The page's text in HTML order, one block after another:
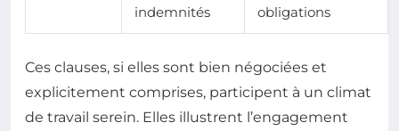
indemnités
obligations
Ces clauses, si elles sont bien négociées et
explicitement comprises, participent à un climat
de travail serein. Elles illustrent l’engagement